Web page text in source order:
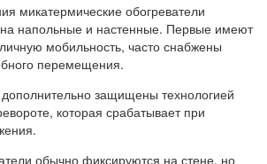
микатермические обогреватели
напольные и настенные. Первые имеют
мобильность, часто снабжены
перемещения.
защищены технологией
которая срабатывает при
обычно фиксируются на стене, но